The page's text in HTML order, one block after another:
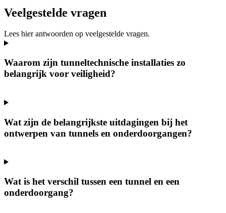
Veelgestelde vragen
Lees hier antwoorden op veelgestelde vragen.
Waarom zijn tunneltechnische installaties zo
belangrijk voor veiligheid?
Wat zijn de belangrijkste uitdagingen bij het
ontwerpen van tunnels en onderdoorgangen?
Wat is het verschil tussen een tunnel en een
onderdoorgang?